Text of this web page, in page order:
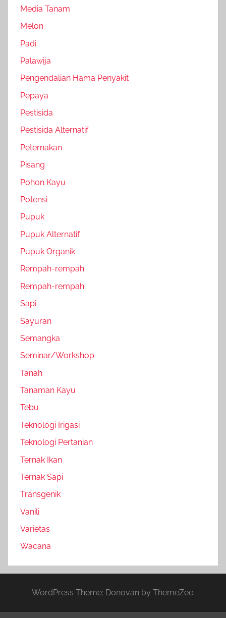
Media Tanam
Melon
Padi
Palawija
Pengendalian Hama Penyakit
Pepaya
Pestisida
Pestisida Alternatif
Peternakan
Pisang
Pohon Kayu
Potensi
Pupuk
Pupuk Alternatif
Pupuk Organik
Rempah-rempah
Rempah-rempah
Sapi
Sayuran
Semangka
Seminar/Workshop
Tanah
Tanaman Kayu
Tebu
Teknologi Irigasi
Teknologi Pertanian
Ternak Ikan
Ternak Sapi
Transgenik
Vanili
Varietas
Wacana
WordPress Theme: Donovan by ThemeZee.